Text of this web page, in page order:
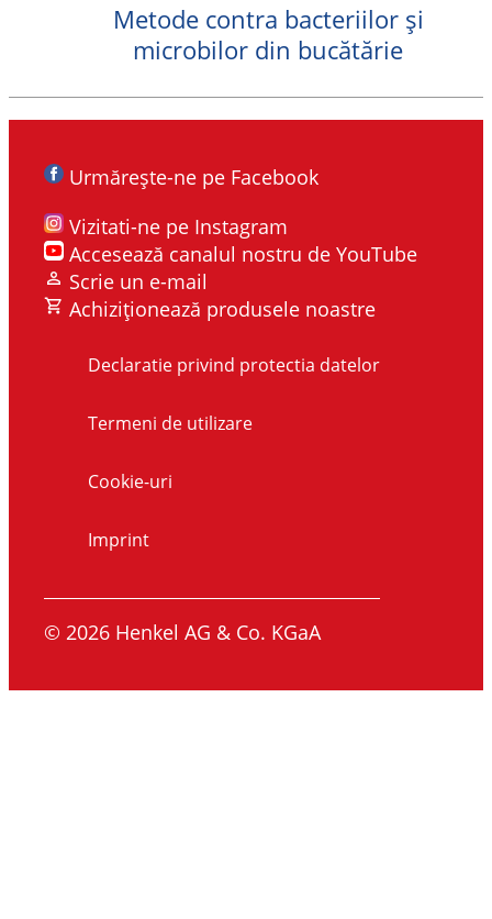
Metode contra bacteriilor și
microbilor din bucătărie
Urmărește-ne pe Facebook
Vizitati-ne pe Instagram
Accesează canalul nostru de YouTube
Scrie un e-mail
Achiziționează produsele noastre
Declaratie privind protectia datelor
Termeni de utilizare
Cookie-uri
Imprint
© 2026 Henkel AG & Co. KGaA